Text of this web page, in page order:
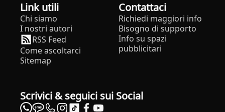
Link utili
Chi siamo
I nostri autori
RSS Feed
Come ascoltarci
Sitemap
Contattaci
Richiedi maggiori info
Bisogno di supporto
Info su spazi
pubblicitari
Scrivici & seguici sui Social